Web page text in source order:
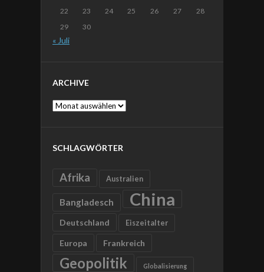
22
23 24 25 26 27
28
29
30
« Juli
ARCHIVE
Archive
SCHLAGWÖRTER
Afrika Australien
Bangladesch China
Deutschland Eiszeitalter
Europa Frankreich
Geopolitik Globalisierung